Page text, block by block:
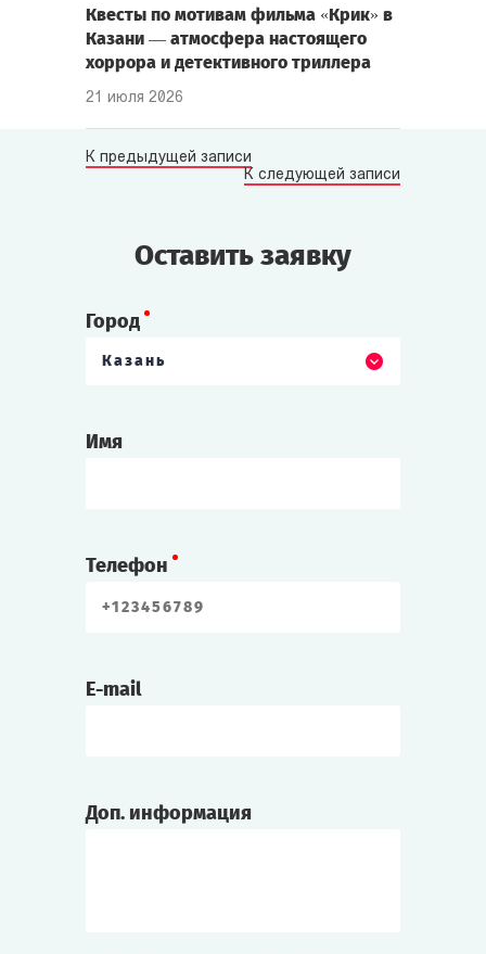
Квесты по мотивам фильма «Крик» в
Казани — атмосфера настоящего
хоррора и детективного триллера
21 июля 2026
К предыдущей записи
К следующей записи
Оставить заявку
Город
Казань
Имя
Телефон
E-mail
Доп. информация